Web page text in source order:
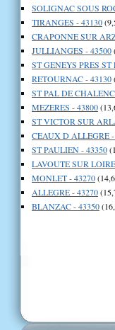
SOLIGNAC SOUS
TIRANGES - 43130
CRAPONNE SUR
JULLIANGES - 43500
ST GENEYS PRES
RETOURNAC - 43130
ST PAL DE
MEZERES - 43800
ST VICTOR SUR
CEAUX D ALLEGRE -
ST PAULIEN - 43350
LAVOUTE SUR
MONLET - 43270
ALLEGRE - 43270
BLANZAC - 43350